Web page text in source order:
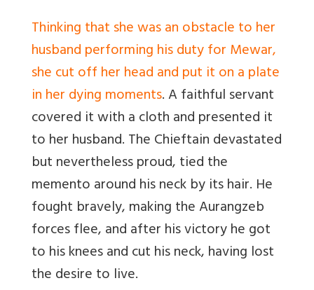
Thinking that she was an obstacle to her
husband performing his duty for Mewar,
she cut off her head and put it on a plate
in her dying moments. A faithful servant
covered it with a cloth and presented it
to her husband. The Chieftain devastated
but nevertheless proud, tied the
memento around his neck by its hair. He
fought bravely, making the Aurangzeb
forces flee, and after his victory he got
to his knees and cut his neck, having lost
the desire to live.